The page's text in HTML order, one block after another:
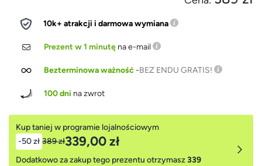
10k+ atrakcji i darmowa wymiana
Prezent w 1 minutę na e-mail
Bezterminowa ważność-BEZ ENDU GRATIS!
100 dni na zwrot
Kup taniej w programie lojalnościowym
-50 zł 389 zł339,00 zł
Dodatkowo za zakup tego prezentu otrzymasz339